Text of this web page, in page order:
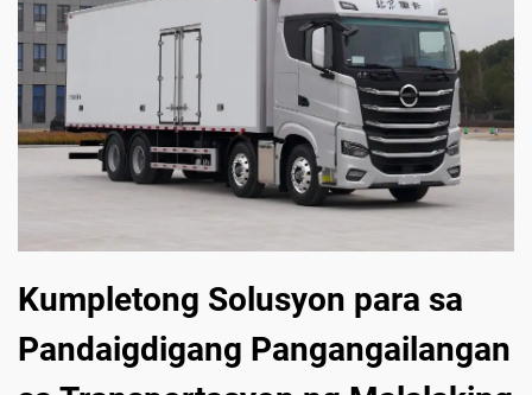
Kumpletong Solusyon para sa
Pandaigdigang Pangangailangan